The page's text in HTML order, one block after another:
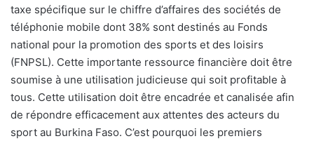
taxe spécifique sur le chiffre d’affaires des sociétés de
téléphonie mobile dont 38% sont destinés au Fonds
national pour la promotion des sports et des loisirs
(FNPSL). Cette importante ressource financière doit être
soumise à une utilisation judicieuse qui soit profitable à
tous. Cette utilisation doit être encadrée et canalisée afin
de répondre efficacement aux attentes des acteurs du
sport au Burkina Faso. C’est pourquoi les premiers